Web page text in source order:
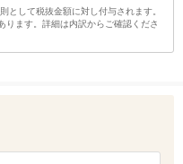
として税抜金額に対し付与されます。
ります。詳細は内訳からご確認くださ